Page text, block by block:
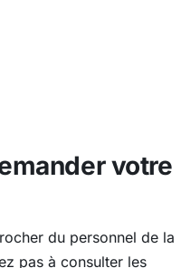
votre
du personnel de la
pas à consulter les